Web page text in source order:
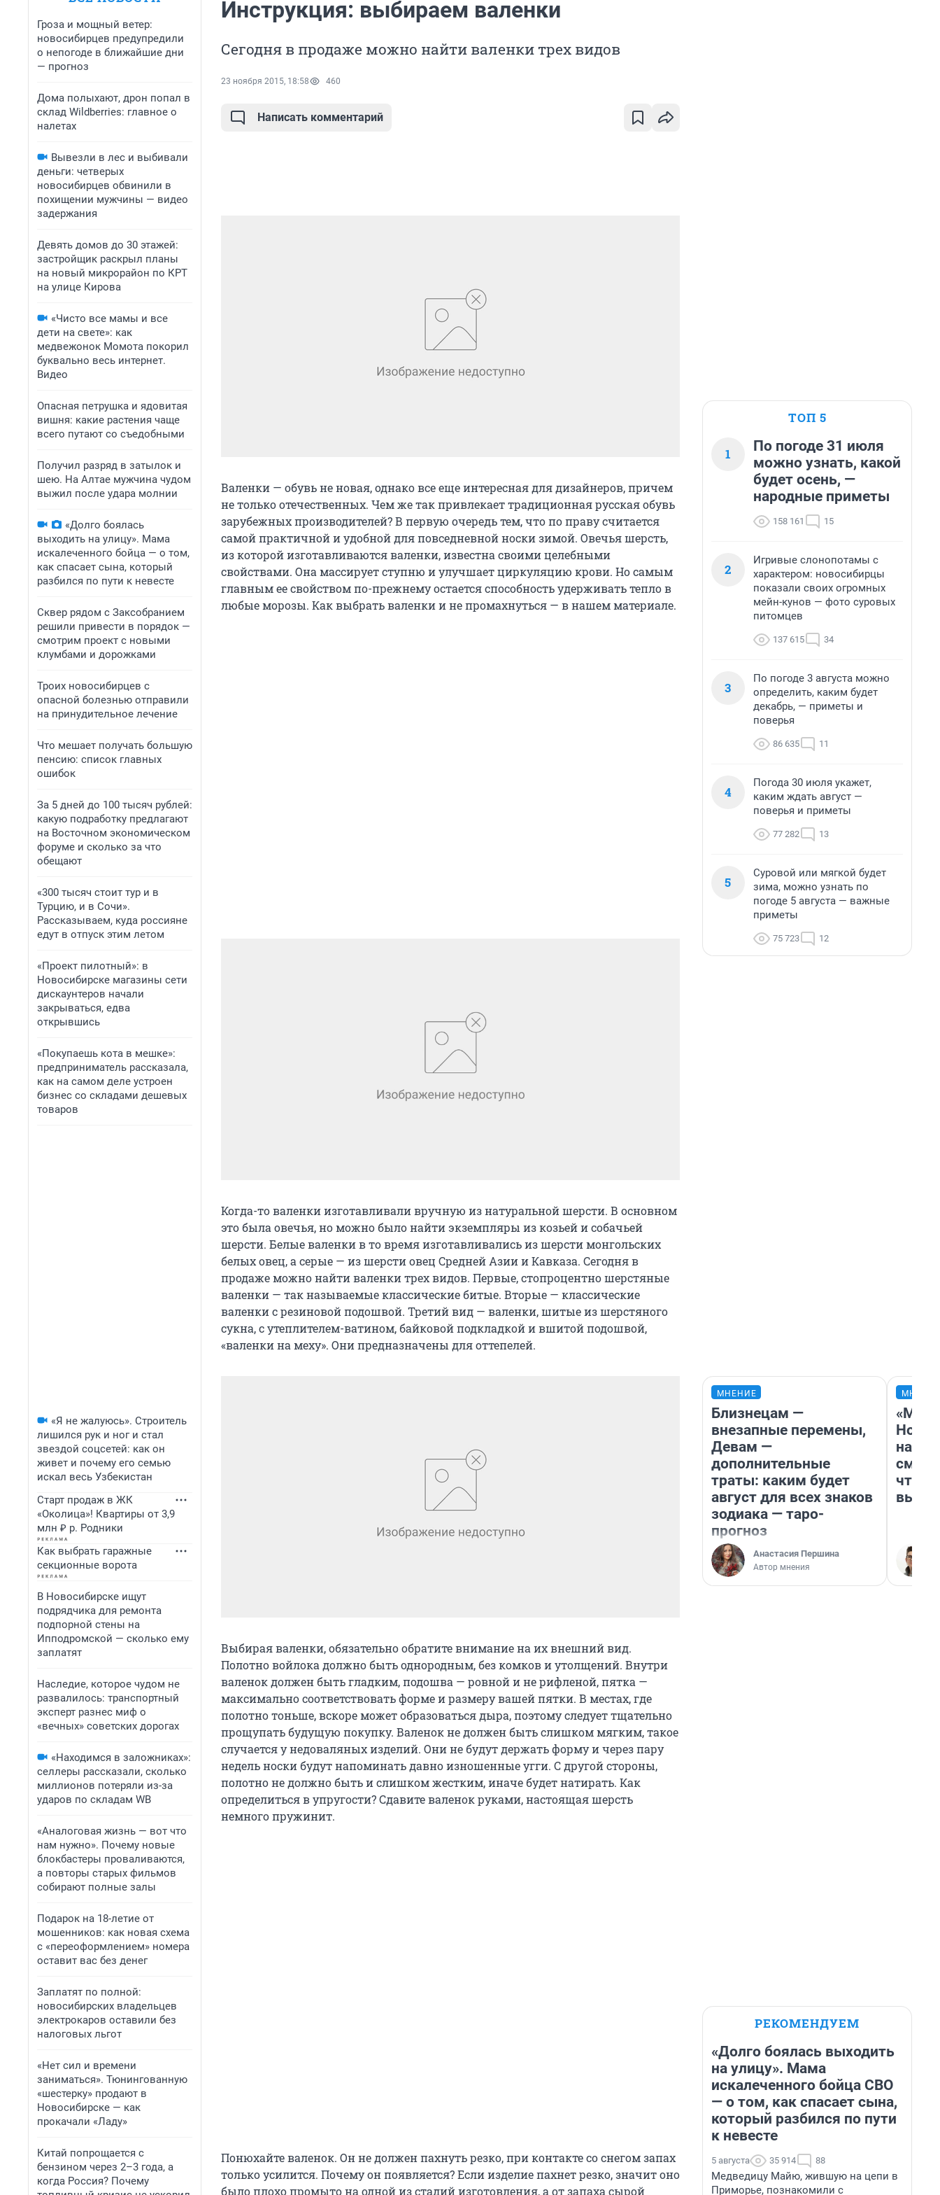
Гроза и мощный ветер:
новосибирцев предупредили
о непогоде в ближайшие дни
— прогноз
Дома полыхают, дрон попал в
склад Wildberries: главное о
налетах
Вывезли в лес и выбивали
деньги: четверых
новосибирцев обвинили в
похищении мужчины — видео
задержания
Девять домов до 30 этажей:
застройщик раскрыл планы
на новый микрорайон по КРТ
на улице Кирова
«Чисто все мамы и все
дети на свете»: как
медвежонок Момота покорил
буквально весь интернет.
Видео
Опасная петрушка и ядовитая
вишня: какие растения чаще
всего путают со съедобными
Получил разряд в затылок и
шею. На Алтае мужчина чудом
выжил после удара молнии
«Долго боялась
выходить на улицу». Мама
искалеченного бойца — о том,
как спасает сына, который
разбился по пути к невесте
Сквер рядом с Заксобранием
решили привести в порядок —
смотрим проект с новыми
клумбами и дорожками
Троих новосибирцев с
опасной болезнью отправили
на принудительное лечение
Что мешает получать большую
пенсию: список главных
ошибок
За 5 дней до 100 тысяч рублей:
какую подработку предлагают
на Восточном экономическом
форуме и сколько за что
обещают
«300 тысяч стоит тур и в
Турцию, и в Сочи».
Рассказываем, куда россияне
едут в отпуск этим летом
«Проект пилотный»: в
Новосибирске магазины сети
дискаунтеров начали
закрываться, едва
открывшись
«Покупаешь кота в мешке»:
предприниматель рассказала,
как на самом деле устроен
бизнес со складами дешевых
товаров
«Я не жалуюсь». Строитель
лишился рук и ног и стал
звездой соцсетей: как он
живет и почему его семью
искал весь Узбекистан
Старт продаж в ЖК
«Околица»! Квартиры от 3,9
млн ₽ р. Родники
Как выбрать гаражные
секционные ворота
В Новосибирске ищут
подрядчика для ремонта
подпорной стены на
Ипподромской — сколько ему
заплатят
Наследие, которое чудом не
развалилось: транспортный
эксперт разнес миф о
«вечных» советских дорогах
«Находимся в заложниках»:
селлеры рассказали, сколько
миллионов потеряли из-за
ударов по складам WB
«Аналоговая жизнь — вот что
нам нужно». Почему новые
блокбастеры проваливаются,
а повторы старых фильмов
собирают полные залы
Подарок на 18-летие от
мошенников: как новая схема
с «переоформлением» номера
оставит вас без денег
Заплатят по полной:
новосибирских владельцев
электрокаров оставили без
налоговых льгот
«Нет сил и времени
заниматься». Тюнингованную
«шестерку» продают в
Новосибирске — как
прокачали «Ладу»
Китай попрощается с
бензином через 2–3 года, а
когда Россия? Почему
Инструкция: выбираем валенки
Сегодня в продаже можно найти валенки трех видов
23 ноября 2015, 18:58 460
Написать комментарий
Валенки — обувь не новая, однако все еще интересная для дизайнеров, причем
не только отечественных. Чем же так привлекает традиционная русская обувь
зарубежных производителей? В первую очередь тем, что по праву считается
самой практичной и удобной для повседневной носки зимой. Овечья шерсть,
из которой изготавливаются валенки, известна своими целебными
свойствами. Она массирует ступню и улучшает циркуляцию крови. Но самым
главным ее свойством по-прежнему остается способность удерживать тепло в
любые морозы. Как выбрать валенки и не промахнуться — в нашем материале.
Когда-то валенки изготавливали вручную из натуральной шерсти. В основном
это была овечья, но можно было найти экземпляры из козьей и собачьей
шерсти. Белые валенки в то время изготавливались из шерсти монгольских
белых овец, а серые — из шерсти овец Средней Азии и Кавказа. Сегодня в
продаже можно найти валенки трех видов. Первые, стопроцентно шерстяные
валенки — так называемые классические битые. Вторые — классические
валенки с резиновой подошвой. Третий вид — валенки, шитые из шерстяного
сукна, с утеплителем-ватином, байковой подкладкой и вшитой подошвой,
«валенки на меху». Они предназначены для оттепелей.
Выбирая валенки, обязательно обратите внимание на их внешний вид.
Полотно войлока должно быть однородным, без комков и утолщений. Внутри
валенок должен быть гладким, подошва — ровной и не рифленой, пятка —
максимально соответствовать форме и размеру вашей пятки. В местах, где
полотно тоньше, вскоре может образоваться дыра, поэтому следует тщательно
прощупать будущую покупку. Валенок не должен быть слишком мягким, такое
случается у недоваляных изделий. Они не будут держать форму и через пару
недель носки будут напоминать давно изношенные угги. С другой стороны,
полотно не должно быть и слишком жестким, иначе будет натирать. Как
определиться в упругости? Сдавите валенок руками, настоящая шерсть
немного пружинит.
Понюхайте валенок. Он не должен пахнуть резко, при контакте со снегом запах
только усилится. Почему он появляется? Если изделие пахнет резко, значит оно
было плохо промыто на одной из стадий изготовления, а от запаха сырой
ТОП 5
1
По погоде 31 июля
можно узнать, какой
будет осень, —
народные приметы
158 161 15
2
Игривые слонопотамы с
характером: новосибирцы
показали своих огромных
мейн-кунов — фото суровых
питомцев
137 615 34
3
По погоде 3 августа можно
определить, каким будет
декабрь, — приметы и
поверья
86 635 11
4
Погода 30 июля укажет,
каким ждать август —
поверья и приметы
77 282 13
5
Суровой или мягкой будет
зима, можно узнать по
погоде 5 августа — важные
приметы
75 723 12
МНЕНИЕ
Близнецам —
внезапные перемены,
Девам —
дополнительные
траты: каким будет
август для всех знаков
зодиака — таро-
прогноз
Анастасия Першина
Автор мнения
«Мы
РЕКОМЕНДУЕМ
«Долго боялась выходить
на улицу». Мама
искалеченного бойца СВО
— о том, как спасает сына,
который разбился по пути
к невесте
5 августа 35 914 88
Медведицу Майю, жившую на цепи в
Приморье, познакомили с